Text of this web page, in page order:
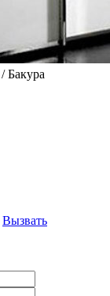
/ Бакура
Вызвать